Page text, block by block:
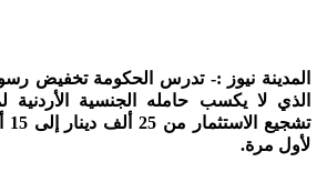
المدينة نيوز :- تدرس الحكومة تخفيض
الذي لا يكسب حامله الجنسية الأردنية
لأول مرة.